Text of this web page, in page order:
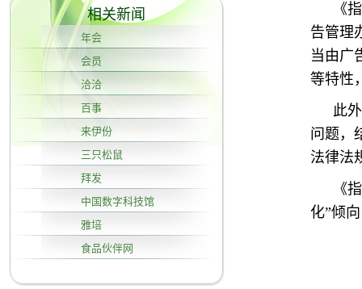
相关新闻
年会
会员
洽洽
百事
来伊份
三只松鼠
拜发
中国数字科技馆
雅培
食品伙伴网
《
告管理
当由广
等特性
此
问题，
法律法
《
化”倾